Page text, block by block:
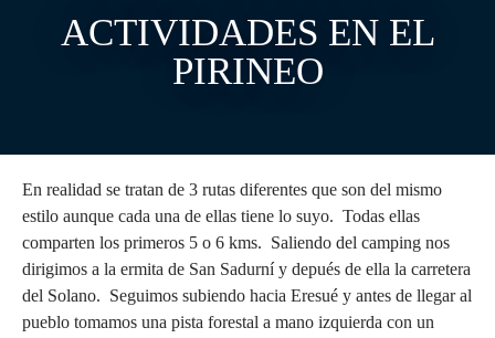
ACTIVIDADES EN EL
PIRINEO
En realidad se tratan de 3 rutas diferentes que son del mismo
estilo aunque cada una de ellas tiene lo suyo. Todas ellas
comparten los primeros 5 o 6 kms. Saliendo del camping nos
dirigimos a la ermita de San Sadurní y depués de ella la carretera
del Solano. Seguimos subiendo hacia Eresué y antes de llegar al
pueblo tomamos una pista forestal a mano izquierda con un